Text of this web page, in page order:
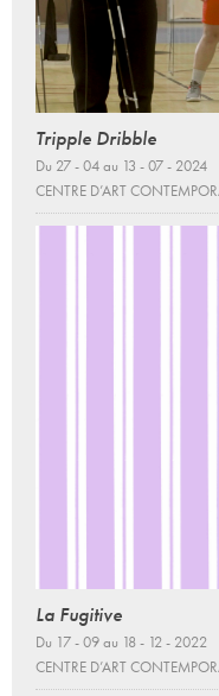
Tripple Dribble
Du 27 - 04 au 13 - 07 - 2024
CENTRE D’ART
La Fugitive
Du 17 - 09 au 18 - 12 - 2022
CENTRE D’ART